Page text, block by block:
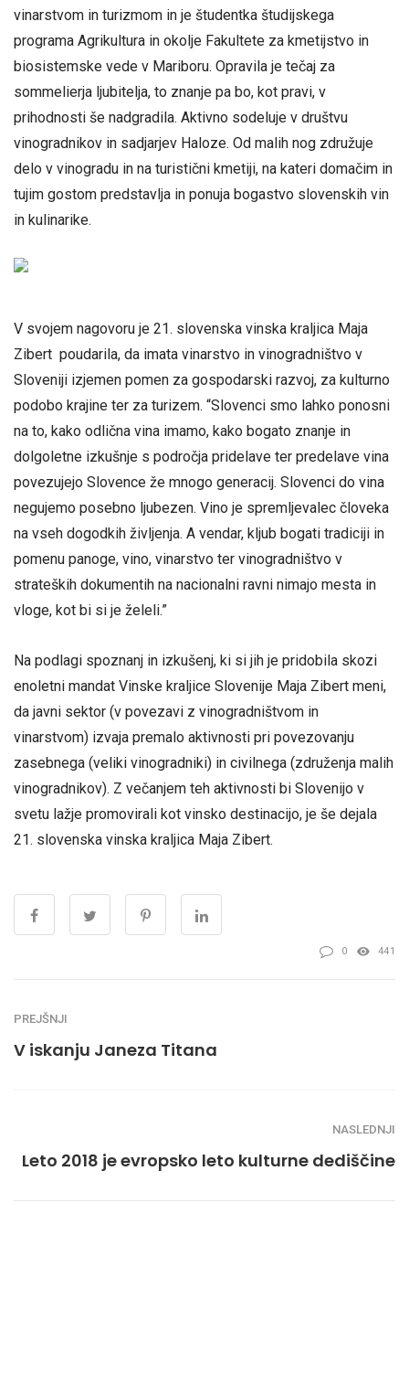
vinarstvom in turizmom in je študentka študijskega
programa Agrikultura in okolje Fakultete za kmetijstvo in
biosistemske vede v Mariboru. Opravila je tečaj za
sommelierja ljubitelja, to znanje pa bo, kot pravi, v
prihodnosti še nadgradila. Aktivno sodeluje v društvu
vinogradnikov in sadjarjev Haloze. Od malih nog združuje
delo v vinogradu in na turistični kmetiji, na kateri domačim in
tujim gostom predstavlja in ponuja bogastvo slovenskih vin
in kulinarike.
V svojem nagovoru je 21. slovenska vinska kraljica Maja
Zibert poudarila, da imata vinarstvo in vinogradništvo v
Sloveniji izjemen pomen za gospodarski razvoj, za kulturno
podobo krajine ter za turizem. “Slovenci smo lahko ponosni
na to, kako odlična vina imamo, kako bogato znanje in
dolgoletne izkušnje s področja pridelave ter predelave vina
povezujejo Slovence že mnogo generacij. Slovenci do vina
negujemo posebno ljubezen. Vino je spremljevalec človeka
na vseh dogodkih življenja. A vendar, kljub bogati tradiciji in
pomenu panoge, vino, vinarstvo ter vinogradništvo v
strateških dokumentih na nacionalni ravni nimajo mesta in
vloge, kot bi si je želeli.”
Na podlagi spoznanj in izkušenj, ki si jih je pridobila skozi
enoletni mandat Vinske kraljice Slovenije Maja Zibert meni,
da javni sektor (v povezavi z vinogradništvom in
vinarstvom) izvaja premalo aktivnosti pri povezovanju
zasebnega (veliki vinogradniki) in civilnega (združenja malih
vinogradnikov). Z večanjem teh aktivnosti bi Slovenijo v
svetu lažje promovirali kot vinsko destinacijo, je še dejala
21. slovenska vinska kraljica Maja Zibert.
0 441
PREJŠNJI
V iskanju Janeza Titana
NASLEDNJI
Leto 2018 je evropsko leto kulturne dediščine